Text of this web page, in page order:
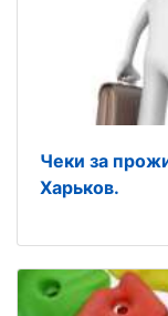
Чеки за
Харьков.